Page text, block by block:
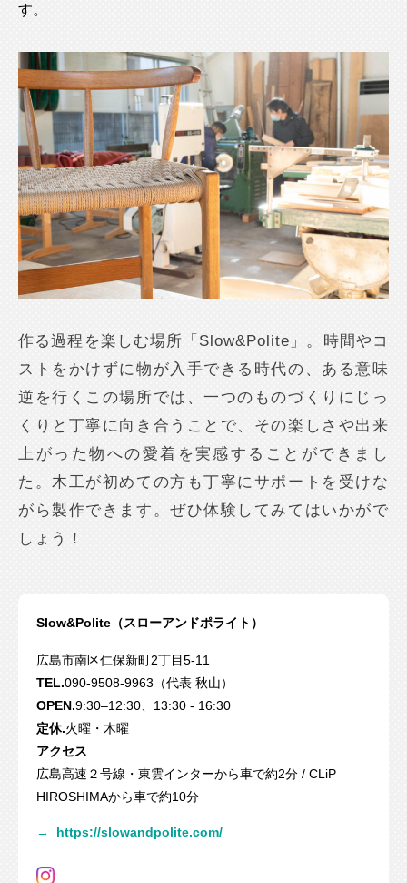
す。
作る過程を楽しむ場所「Slow&Polite」。時間やコ
ストをかけずに物が入手できる時代の、ある意味
逆を行くこの場所では、一つのものづくりにじっ
くりと丁寧に向き合うことで、その楽しさや出来
上がった物への愛着を実感することができまし
た。木工が初めての方も丁寧にサポートを受けな
がら製作できます。ぜひ体験してみてはいかがで
しょう！
Slow&Polite（スローアンドポライト）
広島市南区仁保新町2丁目5-11
TEL.090-9508-9963（代表 秋山）
OPEN.9:30–12:30、13:30 - 16:30
定休.火曜・木曜
アクセス
広島高速２号線・東雲インターから車で約2分 / CLiP
HIROSHIMAから車で約10分
→ https://slowandpolite.com/